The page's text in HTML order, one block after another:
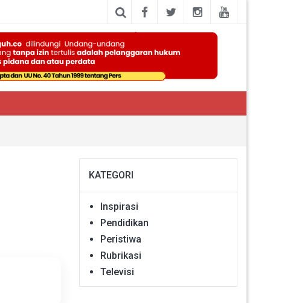
KATEGORI
Inspirasi
Pendidikan
Peristiwa
Rubrikasi
Televisi